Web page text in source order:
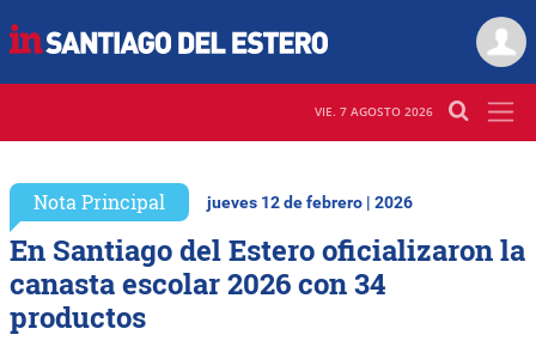
VIE. 7 AGOSTO 2026
Nota Principal jueves 12 de febrero | 2026
En Santiago del Estero oficializaron la
canasta escolar 2026 con 34
productos